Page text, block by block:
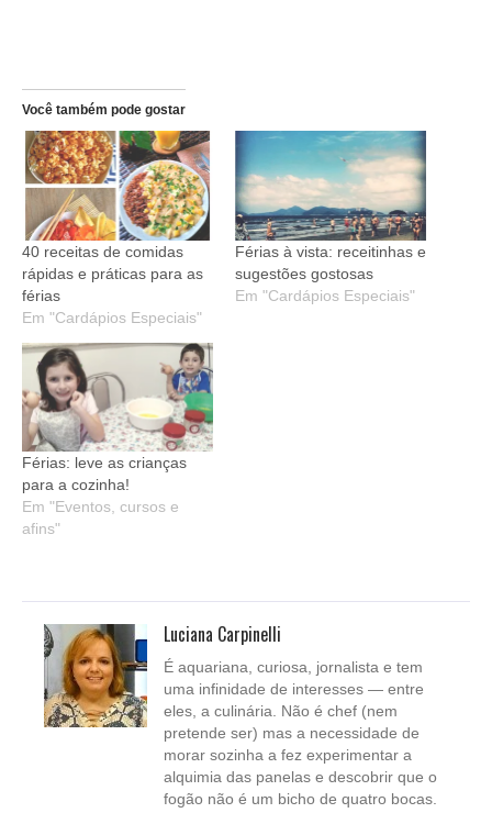
Você também pode gostar
40 receitas de comidas
rápidas e práticas para as
férias
Em "Cardápios Especiais"
Férias à vista: receitinhas e
sugestões gostosas
Em "Cardápios Especiais"
Férias: leve as crianças
para a cozinha!
Em "Eventos, cursos e
afins"
Luciana Carpinelli
É aquariana, curiosa, jornalista e tem
uma infinidade de interesses — entre
eles, a culinária. Não é chef (nem
pretende ser) mas a necessidade de
morar sozinha a fez experimentar a
alquimia das panelas e descobrir que o
fogão não é um bicho de quatro bocas.